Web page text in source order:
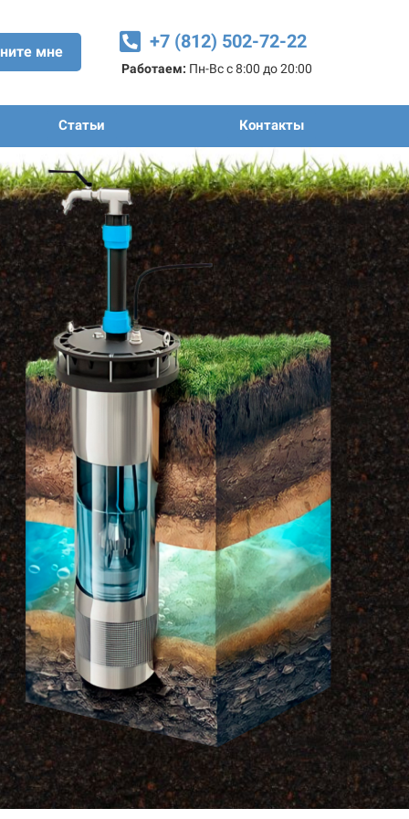
мне +7 (812) 502-72-22
Работаем: Пн-Вс с 8:00 до 20:00
Статьи Контакты